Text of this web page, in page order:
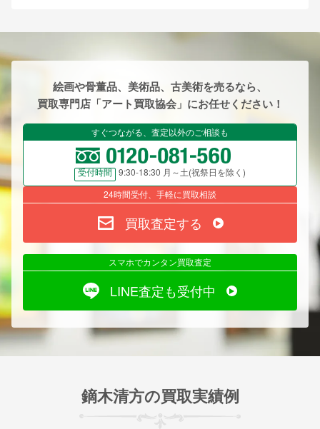
絵画や骨董品、美術品、古美術を売るなら、
買取専門店「アート買取協会」にお任せください！
すぐつながる、査定以外のご相談も
受付時間
9:30-18:30 月～土(祝祭日を除く)
24時間受付、手軽に買取相談
買取査定する
スマホでカンタン買取査定
LINE査定も受付中
鏑木清方の買取実績例